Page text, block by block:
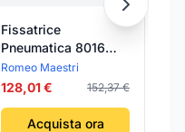
Fissatrice
Pneumatica 8016
Romeo Maestri
Romeo Maestri
128,01 € 152,37 €
Acquista ora